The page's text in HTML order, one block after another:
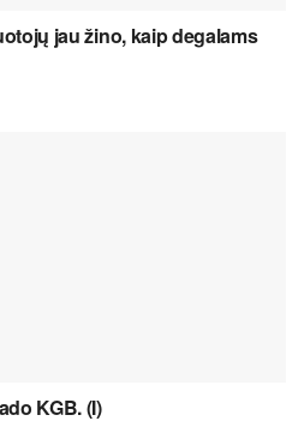
jau žino, kaip degalams
KGB. (I)